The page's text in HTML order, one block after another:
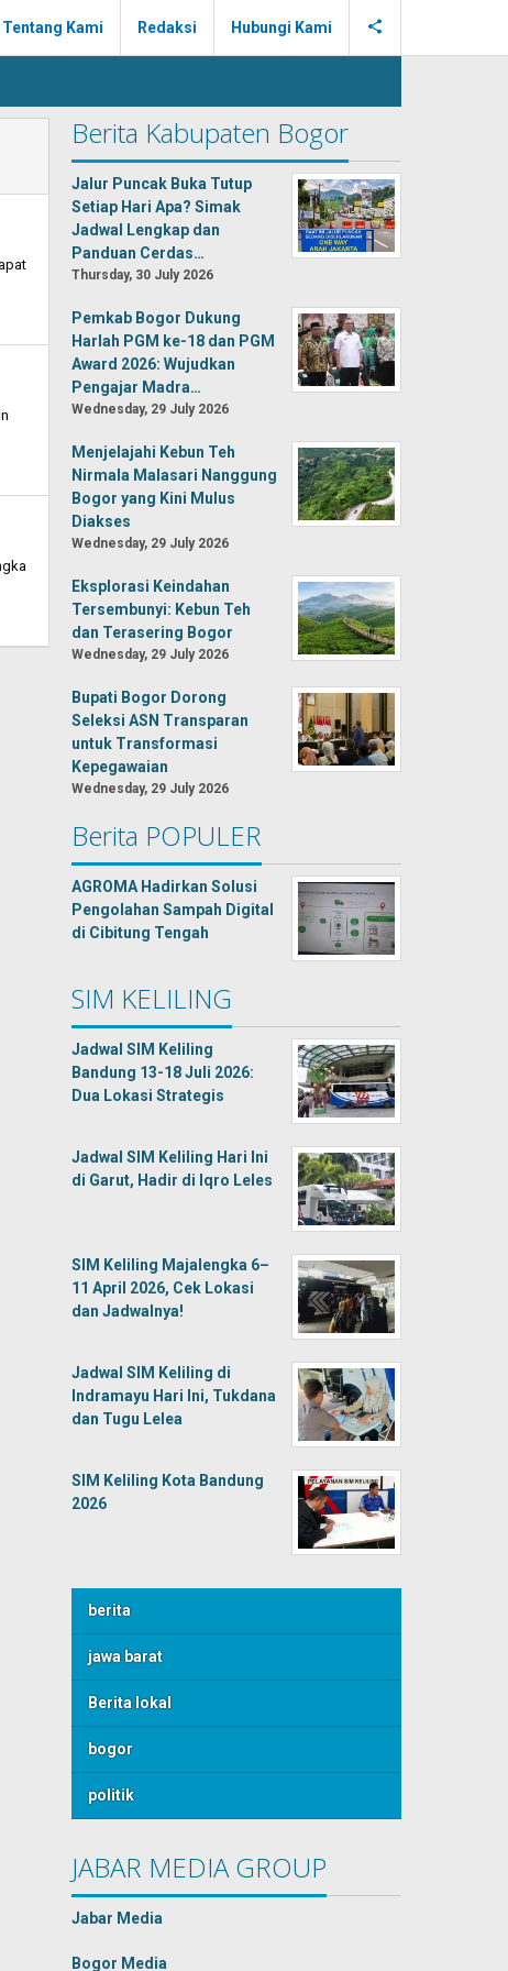
Tentang Kami Redaksi Hubungi Kami
Berita Kabupaten Bogor
Jalur Puncak Buka Tutup
Setiap Hari Apa? Simak
Jadwal Lengkap dan
Panduan Cerdas…
Thursday, 30 July 2026
Pemkab Bogor Dukung
Harlah PGM ke-18 dan PGM
Award 2026: Wujudkan
Pengajar Madra…
Wednesday, 29 July 2026
Menjelajahi Kebun Teh
Nirmala Malasari Nanggung
Bogor yang Kini Mulus
Diakses
Wednesday, 29 July 2026
Eksplorasi Keindahan
Tersembunyi: Kebun Teh
dan Terasering Bogor
Wednesday, 29 July 2026
Bupati Bogor Dorong
Seleksi ASN Transparan
untuk Transformasi
Kepegawaian
Wednesday, 29 July 2026
Berita POPULER
AGROMA Hadirkan Solusi
Pengolahan Sampah Digital
di Cibitung Tengah
SIM KELILING
Jadwal SIM Keliling
Bandung 13-18 Juli 2026:
Dua Lokasi Strategis
Jadwal SIM Keliling Hari Ini
di Garut, Hadir di Iqro Leles
SIM Keliling Majalengka 6–
11 April 2026, Cek Lokasi
dan Jadwalnya!
Jadwal SIM Keliling di
Indramayu Hari Ini, Tukdana
dan Tugu Lelea
SIM Keliling Kota Bandung
2026
berita
jawa barat
Berita lokal
bogor
politik
JABAR MEDIA GROUP
Jabar Media
Bogor Media